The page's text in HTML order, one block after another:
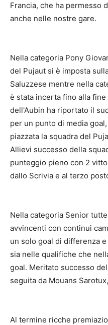
Francia, che ha permesso
anche nelle nostre gare.
Nella categoria Pony
del Pujaut si è imposta
Saluzzese mentre nella
è stata incerta fino alla
dell'Aubin ha riportato il
per un punto di media
piazzata la squadra del
Allievi successo della
punteggio pieno con 2
dallo Scrivia e al terzo
Nella categoria Senior
avvincenti con continui
un solo goal di differenza
sia nelle qualifiche che
goal. Meritato successo
seguita da Mouans
Al termine ricche